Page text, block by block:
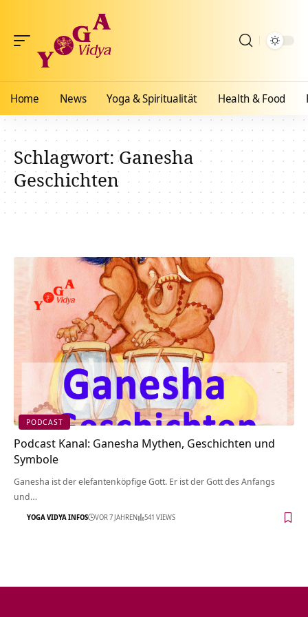
Home News Yoga & Spiritualität Health & Food
Schlagwort:Ganesha
Geschichten
PODCAST
Podcast Kanal: Ganesha Mythen, Geschichten und
Symbole
Ganesha ist der elefantenköpfige Gott. Er ist der Gott des Anfangs
und…
YOGA VIDYA INFOS VOR 7 JAHREN 541 VIEWS